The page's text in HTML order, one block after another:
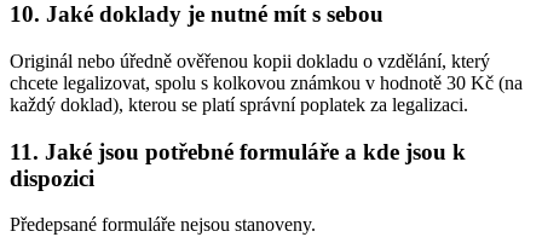
10. Jaké doklady je nutné mít s sebou
Originál nebo úředně ověřenou kopii dokladu o vzdělání, který
chcete legalizovat, spolu s kolkovou známkou v hodnotě 30 Kč (na
každý doklad), kterou se platí správní poplatek za legalizaci.
11. Jaké jsou potřebné formuláře a kde jsou k
dispozici
Předepsané formuláře nejsou stanoveny.